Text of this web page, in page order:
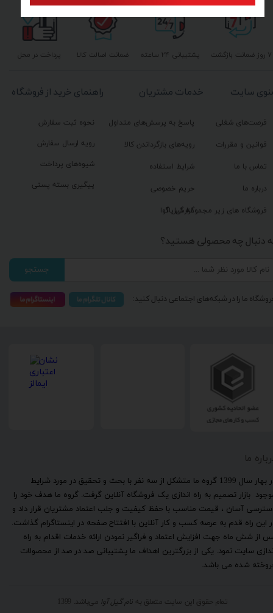
ما
​در بهار سال 1399 گروه ما متشکل از سه نفر با بحث و تحقیق در مورد شرایط
بازار تصمیم به راه اندازی یک فروشگاه آنلاین گرفت. گروه ما هدف خود را
آسان ، قیمت مناسب با حفظ کیفیت و جلب اعتماد مشتریان قرار داد و
این راه قدم به عرصه کسب و کار آنلاین با افتتاح صفحه در اینستاگرام گذاشت.
از شش ماه جهت افزایش اعتماد و فراگیر نمودن ارائه خدمات اقدام به راه
سایت نمود. یکی از بزرگترین اهداف ما پشتیبانی صد در صد از محصولات
شده می باشد.
تمام حقوق این سایت متعلق به نام گیل آوا می‌باشد. 1399
پشتیبانی ۲۴ ساعته پرداخت در محل ۷ روز ضمانت بازگشت ضمانت اصالت کالا
راهنمای خرید از فروشگاه
نحوه ثبت سفارش
رویه ارسال سفارش
شیوه‌های پرداخت
پیگیری بسته پستی
خدمات مشتریان
پاسخ به پرسش‌های متداول
رویه‌های بازگرداندن کالا
شرایط استفاده
حریم خصوصی
گزارش باگ
سایت
فرصت‌های شغلی
قوانین و مقررات
تماس با ما
درباره ما
فروشگاه های زیر مجموعه گیل آوا
دنبال چه محصولی هستید؟
جستجو
ما را در شبکه‌های اجتماعی دنبال کنید: